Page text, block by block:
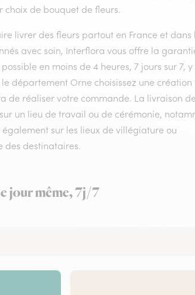
choix de bouquet de fleurs.
livrer des fleurs partout en France et dans
avec soin, Interflora vous offre la
en moins de 4 heures, 7 jours sur 7,
département Orne choisissez une
de réaliser votre commande. La livraison
un lieu de travail ou de cérémonie,
sur les lieux de villégiature ou
des destinataires.
jour même, 7j/7